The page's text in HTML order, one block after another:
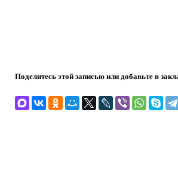
Поделитесь этой записью или добавьте в